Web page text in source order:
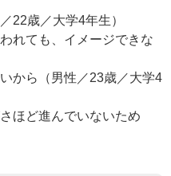
22歳／大学4年生）
れても、イメージできな
から（男性／23歳／大学4
ほど進んでいないため